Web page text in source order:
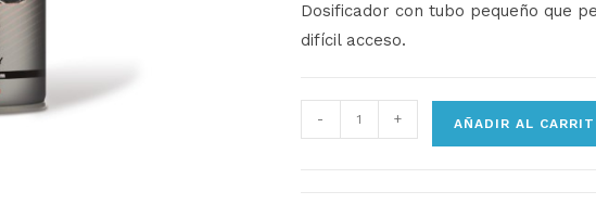
Dosificador con tubo pequeño que
difícil acceso.
- + AÑADIR AL